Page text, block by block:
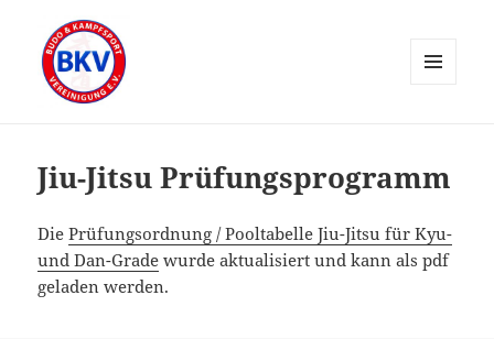
Jiu-Jitsu Prüfungsprogramm
DiePrüfungsordnung / Pooltabelle Jiu-Jitsu für Kyu-
und Dan-Grade wurde aktualisiert und kann als pdf
geladen werden.